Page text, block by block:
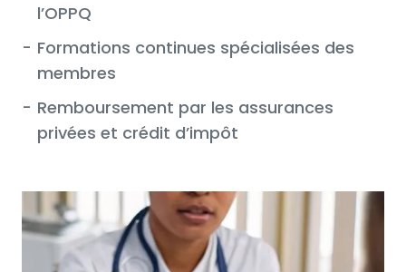
l’OPPQ
- Formations continues spécialisées des
membres
- Remboursement par les assurances
privées et crédit d’impôt